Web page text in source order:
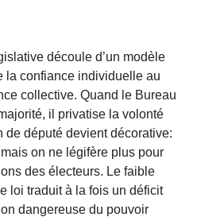
découle d’un modèle
la confiance individuelle au
collective. Quand le Bureau
il privatise la volonté
de député devient décorative:
on ne légifère plus pour
des électeurs. Le faible
loi traduit à la fois un déficit
dangereuse du pouvoir